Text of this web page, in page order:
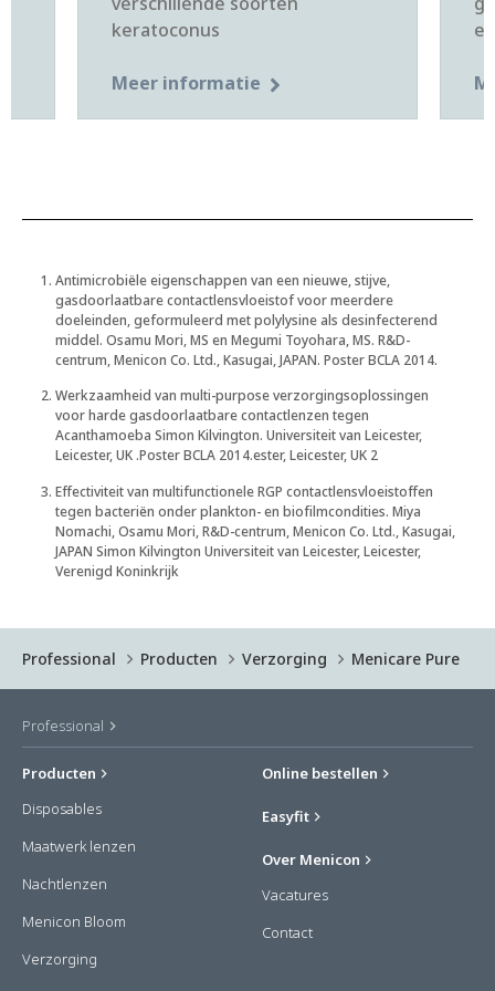
keratoconus
Meer informatie
Antimicrobiële eigenschappen van een nieuwe, stijve,
gasdoorlaatbare contactlensvloeistof voor meerdere
doeleinden, geformuleerd met polylysine als desinfecterend
middel. Osamu Mori, MS en Megumi Toyohara, MS. R&D-
centrum, Menicon Co. Ltd., Kasugai, JAPAN. Poster BCLA 2014.
Werkzaamheid van multi-purpose verzorgingsoplossingen
voor harde gasdoorlaatbare contactlenzen tegen
Acanthamoeba Simon Kilvington. Universiteit van Leicester,
Leicester, UK .Poster BCLA 2014.ester, Leicester, UK 2
Effectiviteit van multifunctionele RGP contactlensvloeistoffen
tegen bacteriën onder plankton- en biofilmcondities. Miya
Nomachi, Osamu Mori, R&D-centrum, Menicon Co. Ltd., Kasugai,
JAPAN Simon Kilvington Universiteit van Leicester, Leicester,
Verenigd Koninkrijk
Professional Producten Verzorging Menicare Pure
Professional
Producten
Disposables
Maatwerk lenzen
Nachtlenzen
Menicon Bloom
Verzorging
Online bestellen
Easyfit
Over Menicon
Vacatures
Contact